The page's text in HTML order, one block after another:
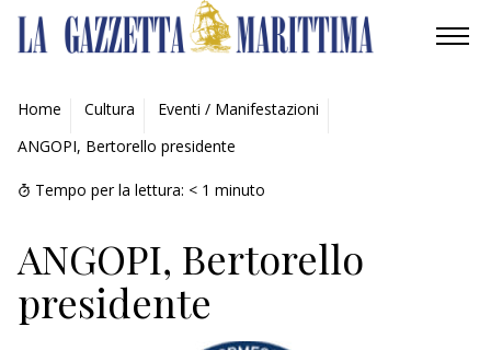
AMBIENTE
MOBILITÀ
INDUSTRIA
RICERCA
ECONOMIA
Home Cultura
Eventi / Manifestazioni
ANGOPI, Bertorello presidente
Tempo per la lettura: < 1 minuto
ANGOPI, Bertorello
presidente